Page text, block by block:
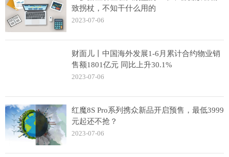
致拐杖，不知干什么用的
2023-07-06
财面儿丨中国海外发展1-6月累计合约物业销
售额1801亿元 同比上升30.1%
2023-07-06
红魔8S Pro系列携众新品开启预售，最低3999
元起还不抢？
2023-07-06